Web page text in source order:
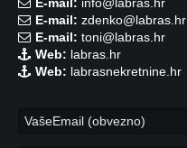
E-mail: info@labras.hr
E-mail: zdenko@labras.hr
E-mail: toni@labras.hr
Web: labras.hr
Web: labrasnekretnine.hr